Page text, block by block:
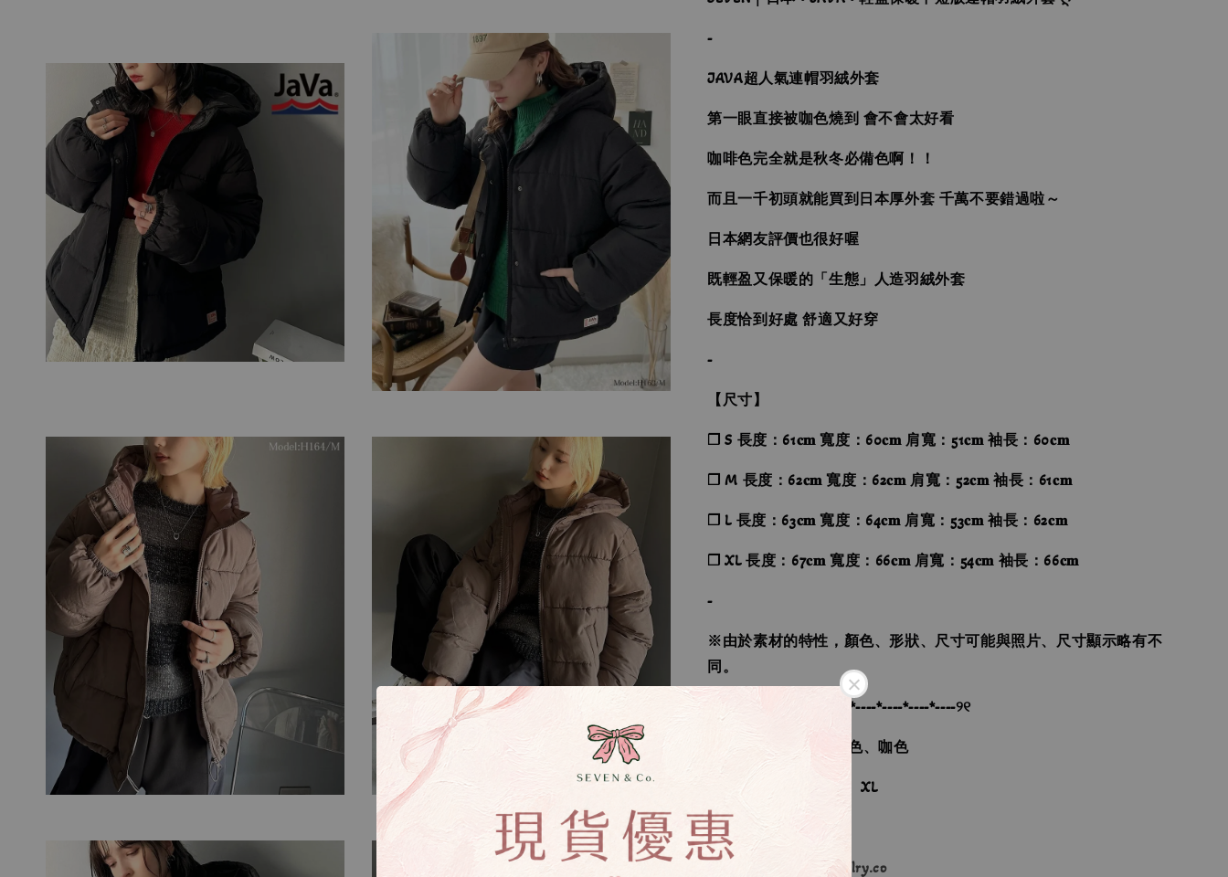
-
JAVA超人氣連帽羽絨外套
第一眼直接被咖色燒到 會不會太好看
咖啡色完全就是秋冬必備色啊！！
而且一千初頭就能買到日本厚外套 千萬不要錯過啦～
日本網友評價也很好喔
既輕盈又保暖的「生態」人造羽絨外套
長度恰到好處 舒適又好穿
-
【尺寸】
❐ S 長度：61𝐜𝐦 寬度：60𝐜𝐦 肩寬：51𝐜𝐦 袖長：60𝐜𝐦
❐ M 長度：62𝐜𝐦 寬度：62𝐜𝐦 肩寬：52𝐜𝐦 袖長：61𝐜𝐦
❐ L 長度：63𝐜𝐦 寬度：64𝐜𝐦 肩寬：53𝐜𝐦 袖長：62𝐜𝐦
❐ XL 長度：67𝐜𝐦 寬度：66𝐜𝐦 肩寬：54𝐜𝐦 袖長：66𝐜𝐦
-
※由於素材的特性，顏色、形狀、尺寸可能與照片、尺寸顯示略有不
同。
୨୧----*----*----*----*----*----*----*----*----୨୧
【款式】 ：白色、黑色、咖色
【尺寸】 ：S、M、L、XL
🔍IG搜尋：Sevenjewelry.co